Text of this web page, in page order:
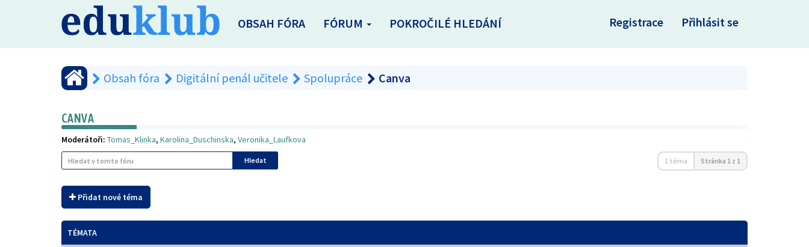
OBSAH FÓRA FÓRUM POKROČILÉ HLEDÁNÍ Registrace Přihlásit se
Obsah fóra Digitální penál učitele Spolupráce Canva
CANVA
Moderátoři: Tomas_Klinka, Karolina_Duschinska, Veronika_Laufkova
Hledat 1 téma Stránka 1 z 1
Přidat nové téma
TÉMATA